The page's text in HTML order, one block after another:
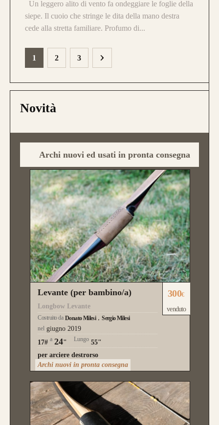
Novità
Archi nuovi ed usati in pronta consegna
Levante (per bambino/a)
Longbow Levante
Costruito da Donato Milesi
Sergio Milesi
nel giugno 2019
17# a 24" Lungo 55"
per arciere destrorso
300€
venduto
Archi nuovi in pronta consegna
siepe. Il cuoio che stringe le dita della mano destra
cede alla stretta familiare. Profumo di...
1 2 3